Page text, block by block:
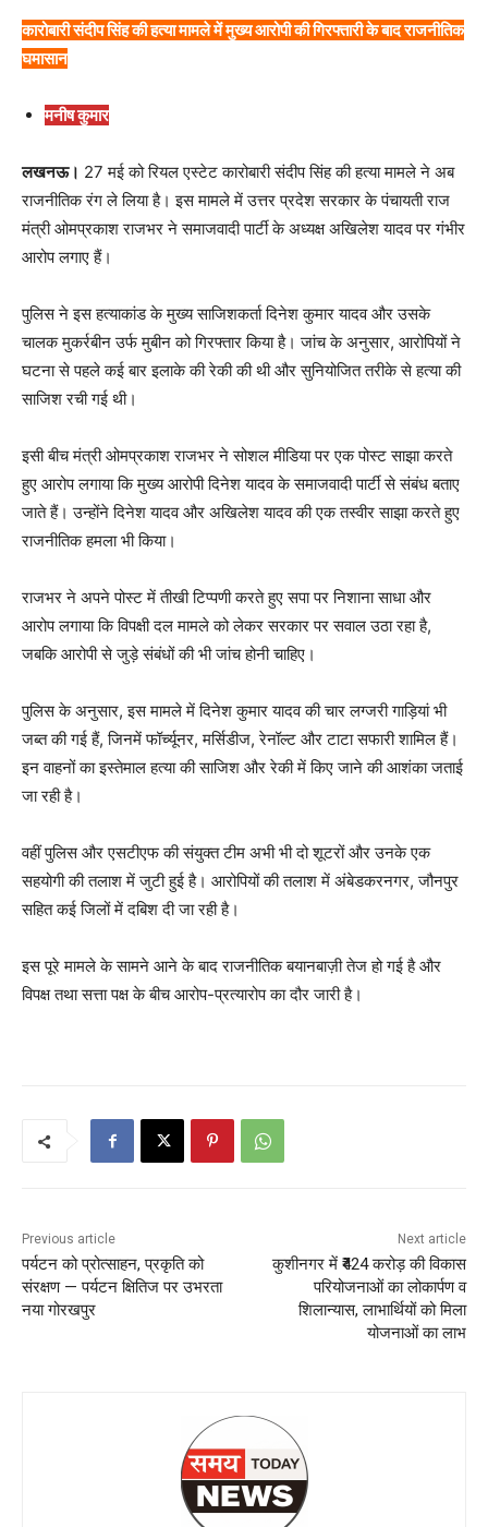
कारोबारी संदीप सिंह की हत्या मामले में मुख्य आरोपी की गिरफ्तारी के बाद राजनीतिक
घमासान
मनीष कुमार
लखनऊ। 27 मई को रियल एस्टेट कारोबारी संदीप सिंह की हत्या मामले ने अब
राजनीतिक रंग ले लिया है। इस मामले में उत्तर प्रदेश सरकार के पंचायती राज
मंत्री ओमप्रकाश राजभर ने समाजवादी पार्टी के अध्यक्ष अखिलेश यादव पर गंभीर
आरोप लगाए हैं।
पुलिस ने इस हत्याकांड के मुख्य साजिशकर्ता दिनेश कुमार यादव और उसके
चालक मुकर्रबीन उर्फ मुबीन को गिरफ्तार किया है। जांच के अनुसार, आरोपियों ने
घटना से पहले कई बार इलाके की रेकी की थी और सुनियोजित तरीके से हत्या की
साजिश रची गई थी।
इसी बीच मंत्री ओमप्रकाश राजभर ने सोशल मीडिया पर एक पोस्ट साझा करते
हुए आरोप लगाया कि मुख्य आरोपी दिनेश यादव के समाजवादी पार्टी से संबंध बताए
जाते हैं। उन्होंने दिनेश यादव और अखिलेश यादव की एक तस्वीर साझा करते हुए
राजनीतिक हमला भी किया।
राजभर ने अपने पोस्ट में तीखी टिप्पणी करते हुए सपा पर निशाना साधा और
आरोप लगाया कि विपक्षी दल मामले को लेकर सरकार पर सवाल उठा रहा है,
जबकि आरोपी से जुड़े संबंधों की भी जांच होनी चाहिए।
पुलिस के अनुसार, इस मामले में दिनेश कुमार यादव की चार लग्जरी गाड़ियां भी
जब्त की गई हैं, जिनमें फॉर्च्यूनर, मर्सिडीज, रेनॉल्ट और टाटा सफारी शामिल हैं।
इन वाहनों का इस्तेमाल हत्या की साजिश और रेकी में किए जाने की आशंका जताई
जा रही है।
वहीं पुलिस और एसटीएफ की संयुक्त टीम अभी भी दो शूटरों और उनके एक
सहयोगी की तलाश में जुटी हुई है। आरोपियों की तलाश में अंबेडकरनगर, जौनपुर
सहित कई जिलों में दबिश दी जा रही है।
इस पूरे मामले के सामने आने के बाद राजनीतिक बयानबाज़ी तेज हो गई है और
विपक्ष तथा सत्ता पक्ष के बीच आरोप-प्रत्यारोप का दौर जारी है।
Previous article
पर्यटन को प्रोत्साहन, प्रकृति को
संरक्षण — पर्यटन क्षितिज पर उभरता
नया गोरखपुर
Next article
कुशीनगर में ₹424 करोड़ की विकास
परियोजनाओं का लोकार्पण व
शिलान्यास, लाभार्थियों को मिला
योजनाओं का लाभ